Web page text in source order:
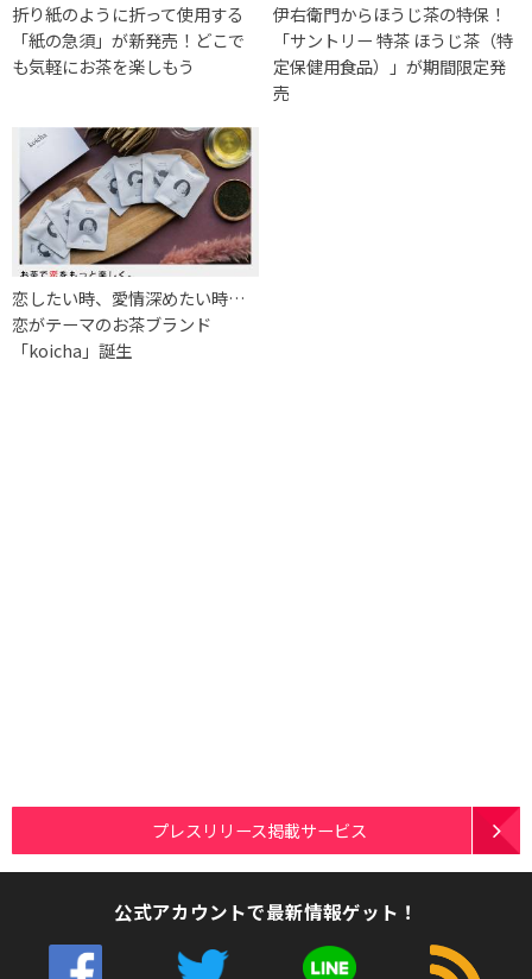
折り紙のように折って使用する
「紙の急須」が新発売！どこで
も気軽にお茶を楽しもう
伊右衛門からほうじ茶の特保！
「サントリー 特茶 ほうじ茶（特
定保健用食品）」が期間限定発
売
恋したい時、愛情深めたい時…
恋がテーマのお茶ブランド
「koicha」誕生
プレスリリース掲載サービス
公式アカウントで最新情報ゲット！